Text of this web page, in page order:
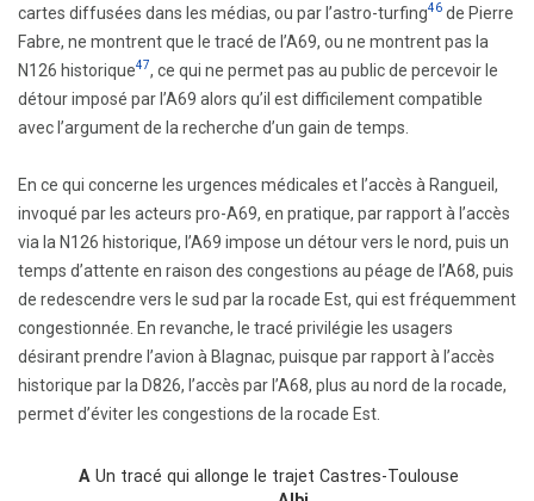
cartes diffusées dans les médias, ou par l’astro-turfing46 de Pierre
Fabre, ne montrent que le tracé de l’A69, ou ne montrent pas la
N126 historique47, ce qui ne permet pas au public de percevoir le
détour imposé par l’A69 alors qu’il est difficilement compatible
avec l’argument de la recherche d’un gain de temps.
En ce qui concerne les urgences médicales et l’accès à Rangueil,
invoqué par les acteurs pro-A69, en pratique, par rapport à l’accès
via la N126 historique, l’A69 impose un détour vers le nord, puis un
temps d’attente en raison des congestions au péage de l’A68, puis
de redescendre vers le sud par la rocade Est, qui est fréquemment
congestionnée. En revanche, le tracé privilégie les usagers
désirant prendre l’avion à Blagnac, puisque par rapport à l’accès
historique par la D826, l’accès par l’A68, plus au nord de la rocade,
permet d’éviter les congestions de la rocade Est.